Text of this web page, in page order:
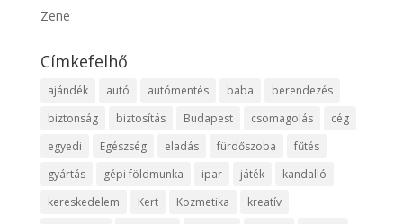
Zene
Címkefelhő
ajándék autó autómentés baba
berendezés
biztonság
biztosítás Budapest csomagolás
cég
egyedi
Egészség eladás fürdőszoba
fűtés
gyártás
gépi földmunka ipar játék
kandalló
kereskedelem
Kert Kozmetika
kreatív